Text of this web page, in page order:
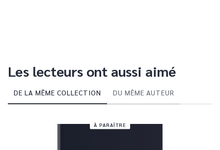
Les lecteurs ont aussi aimé
DE LA MÊME COLLECTION DU MÊME AUTEUR
À PARAÎTRE